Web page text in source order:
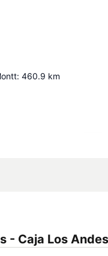
: 460.9 km
- Caja Los Andes